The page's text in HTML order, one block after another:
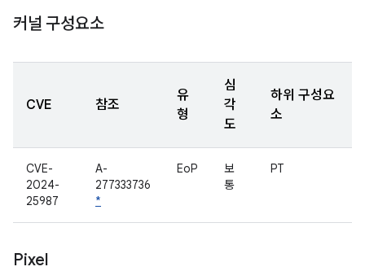
커널 구성요소
CVE 참조
유
형
심
각
도
하위 구성요
소
CVE-
2024-
25987
A-
277333736
*
EoP
보
통
PT
Pixel